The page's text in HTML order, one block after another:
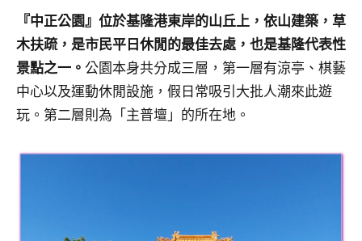
『中正公園』位於基隆港東岸的山丘上，依山建築，草
木扶疏，是市民平日休閒的最佳去處，也是基隆代表性
景點之一。 公園本身共分成三層，第一層有涼亭、棋藝
中心以及運動休閒設施，假日常吸引大批人潮來此遊
玩。第二層則為「主普壇」的所在地。